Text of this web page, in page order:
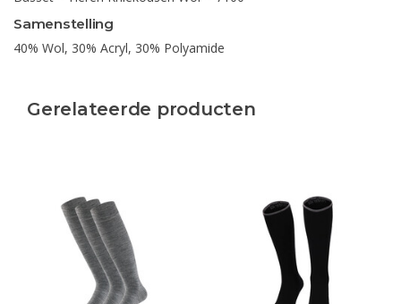
Samenstelling
40% Wol, 30% Acryl, 30% Polyamide
Gerelateerde producten